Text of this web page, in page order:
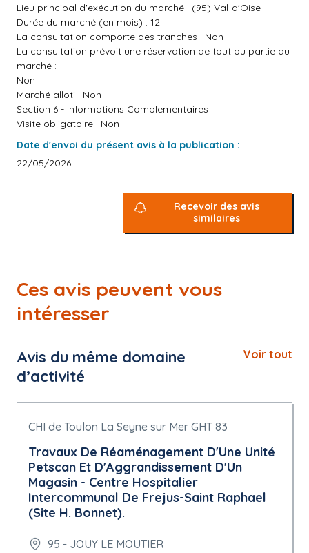
Lieu principal d'exécution du marché : (95) Val-d'Oise
Durée du marché (en mois) : 12
La consultation comporte des tranches : Non
La consultation prévoit une réservation de tout ou partie du
marché :
Non
Marché alloti : Non
Section 6 - Informations Complementaires
Visite obligatoire : Non
Date d'envoi du présent avis à la publication :
22/05/2026
Recevoir des avis
similaires
Ces avis peuvent vous
intéresser
Avis du même domaine
d’activité
Voir tout
CHI de Toulon La Seyne sur Mer GHT 83
Travaux De Réaménagement D'Une Unité
Petscan Et D'Aggrandissement D'Un
Magasin - Centre Hospitalier
Intercommunal De Frejus-Saint Raphael
(Site H. Bonnet).
95 - JOUY LE MOUTIER